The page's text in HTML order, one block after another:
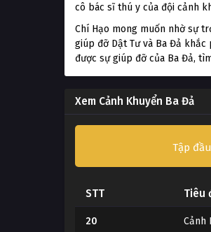
cô bác sĩ thú y của đội cảnh
Chí Hạo mong muốn nhờ sự
giúp đỡ Dật Tư và Ba Đả
được sự giúp đỡ của Ba Đả,
Xem Cảnh Khuyển Ba Đả
Tập đầu
STT Tiêu
20 Cảnh